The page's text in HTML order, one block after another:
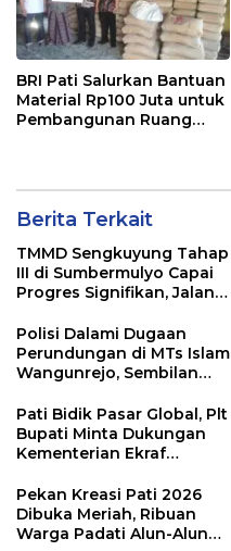
BRI Pati Salurkan Bantuan
Material Rp100 Juta untuk
Pembangunan Ruang
Berita Terkait
TMMD Sengkuyung Tahap
III di Sumbermulyo Capai
Progres Signifikan, Jalan
Persen
Polisi Dalami Dugaan
Perundungan di MTs Islam
Wangunrejo, Sembilan
Pati Bidik Pasar Global, Plt
Bupati Minta Dukungan
Kementerian Ekraf
Pekan Kreasi Pati 2026
Dibuka Meriah, Ribuan
Warga Padati Alun-Alun